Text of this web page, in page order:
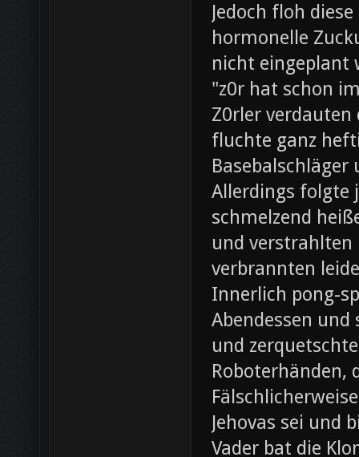
Jedoch floh
hormonelle
nicht eingeplant
"z0r hat schon
Z0rler
fluchte ganz
Allerdings folgte
schmelzend
und verstrahlten
verbrannten
Innerlich pong-
Abendessen
und
Roboterhänden,
Jehovas sei und
Vader bat die